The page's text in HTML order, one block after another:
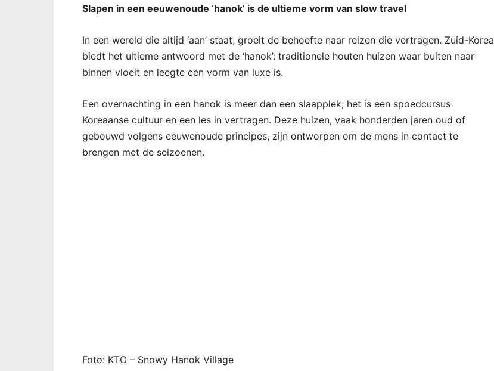
Slapen in een eeuwenoude ‘hanok’ is de ultieme vorm van slow travel
In een wereld die altijd ‘aan’ staat, groeit de behoefte naar reizen die vertragen. Zuid-Korea
biedt het ultieme antwoord met de ‘hanok’: traditionele houten huizen waar buiten naar
binnen vloeit en leegte een vorm van luxe is.
Een overnachting in een hanok is meer dan een slaapplek; het is een spoedcursus
Koreaanse cultuur en een les in vertragen. Deze huizen, vaak honderden jaren oud of
gebouwd volgens eeuwenoude principes, zijn ontworpen om de mens in contact te
brengen met de seizoenen.
Foto: KTO – Snowy Hanok Village